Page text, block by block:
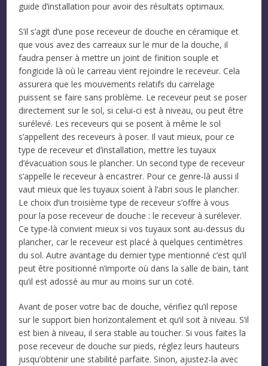
guide d’installation pour avoir des résultats optimaux.
S’il s’agit d’une pose receveur de douche en céramique et
que vous avez des carreaux sur le mur de la douche, il
faudra penser à mettre un joint de finition souple et
fongicide là où le carreau vient rejoindre le receveur. Cela
assurera que les mouvements relatifs du carrelage
puissent se faire sans problème. Le receveur peut se poser
directement sur le sol, si celui-ci est à niveau, ou peut être
surélevé. Les receveurs qui se posent à même le sol
s’appellent des receveurs à poser. Il vaut mieux, pour ce
type de receveur et d’installation, mettre les tuyaux
d’évacuation sous le plancher. Un second type de receveur
s’appelle le receveur à encastrer. Pour ce genre-là aussi il
vaut mieux que les tuyaux soient à l’abri sous le plancher.
Le choix d’un troisième type de receveur s’offre à vous
pour la pose receveur de douche : le receveur à surélever.
Ce type-là convient mieux si vos tuyaux sont au-dessus du
plancher, car le receveur est placé à quelques centimètres
du sol. Autre avantage du dernier type mentionné c’est qu’il
peut être positionné n’importe où dans la salle de bain, tant
qu’il est adossé au mur au moins sur un coté.
Avant de poser votre bac de douche, vérifiez qu’il repose
sur le support bien horizontalement et qu’il soit à niveau. S’il
est bien à niveau, il sera stable au toucher. Si vous faites la
pose receveur de douche sur pieds, réglez leurs hauteurs
jusqu’obtenir une stabilité parfaite. Sinon, ajustez-la avec